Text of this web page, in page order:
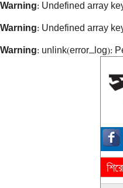
Warning: Undefined array
Warning: Undefined array
Warning: unlink(error_log):
«